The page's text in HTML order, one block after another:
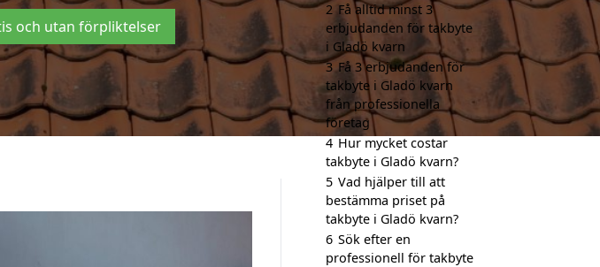
och utan förpliktelser
2 Få alltid minst 3
erbjudanden för takbyte
i Gladö kvarn
3 Få 3 erbjudanden för
takbyte i Gladö kvarn
från professionella
företag
4 Hur mycket costar
takbyte i Gladö kvarn?
5 Vad hjälper till att
bestämma priset på
takbyte i Gladö kvarn?
6 Sök efter en
professionell för takbyte